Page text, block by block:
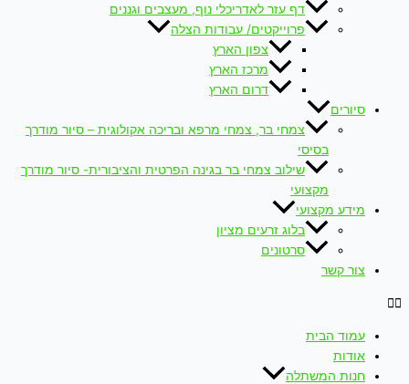
דף עזר לאדריכלי נוף, מעצבים וגננים
פרוייקטים/ עבודות הצלה
צפון הארץ
מרכז הארץ
דרום הארץ
סיורים
צמחי בר, צמחי מרפא ובריכה אקולוגית – סיור מודרך
בסיסי
שילוב צמחי בר בגינה הפרטית והציבורית- סיור מודרך
מקצועי
מידע מקצועי
בלוג זרעים מציון
סרטונים
צור קשר
עמוד הבית
אודות
חנות המשתלה